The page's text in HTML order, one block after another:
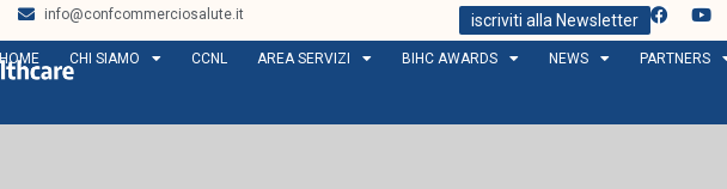
info@confcommerciosalute.it iscriviti alla Newsletter
HOME CHI SIAMO CCNL AREA SERVIZI BIHC AWARDS NEWS PARTNERS